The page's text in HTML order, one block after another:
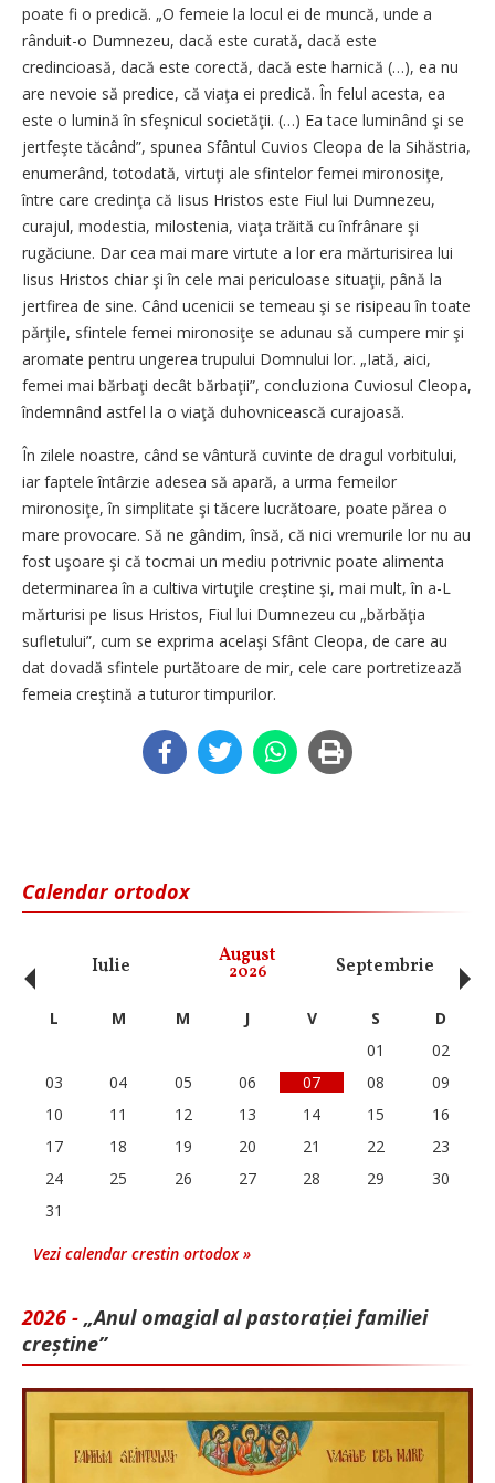
poate fi o predică. „O femeie la locul ei de muncă, unde a
rânduit-o Dumnezeu, dacă este curată, dacă este
credincioasă, dacă este corectă, dacă este harnică (…), ea nu
are nevoie să predice, că viaţa ei predică. În felul acesta, ea
este o lumină în sfeşnicul societăţii. (…) Ea tace luminând şi se
jertfeşte tăcând”, spunea Sfântul Cuvios Cleopa de la Sihăstria,
enumerând, totodată, virtuţi ale sfintelor femei mironosiţe,
între care credinţa că Iisus Hristos este Fiul lui Dumnezeu,
curajul, modestia, milostenia, viaţa trăită cu înfrânare şi
rugăciune. Dar cea mai mare virtute a lor era mărturisirea lui
Iisus Hristos chiar şi în cele mai periculoase situaţii, până la
jertfirea de sine. Când ucenicii se temeau şi se risipeau în toate
părţile, sfintele femei mironosiţe se adunau să cumpere mir şi
aromate pentru ungerea trupului Domnului lor. „Iată, aici,
femei mai bărbaţi decât bărbaţii”, concluziona Cuviosul Cleopa,
îndemnând astfel la o viaţă duhovnicească curajoasă.
În zilele noastre, când se vântură cuvinte de dragul vorbitului,
iar faptele întârzie adesea să apară, a urma femeilor
mironosiţe, în simplitate şi tăcere lucrătoare, poate părea o
mare provocare. Să ne gândim, însă, că nici vremurile lor nu au
fost uşoare şi că tocmai un mediu potrivnic poate alimenta
determinarea în a cultiva virtuţile creştine şi, mai mult, în a-L
mărturisi pe Iisus Hristos, Fiul lui Dumnezeu cu „bărbăţia
sufletului”, cum se exprima acelaşi Sfânt Cleopa, de care au
dat dovadă sfintele purtătoare de mir, cele care portretizează
femeia creştină a tuturor timpurilor.
Calendar ortodox
Iulie August
2026 Septembrie
‹ L M M J V S
D
01
02
03
04 05 06 07 08
09
10
11 12 13 14 15
16
17
18 19 20 21 22
23
24
25 26 27 28 29
30
31
Vezi calendar crestin ortodox »
2026 - „Anul omagial al pastorației familiei
creștine”